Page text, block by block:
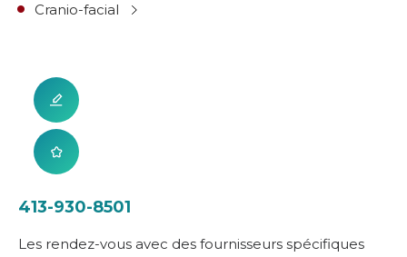
Cranio-facial
413-930-8501
Les rendez-vous avec des fournisseurs spécifiques